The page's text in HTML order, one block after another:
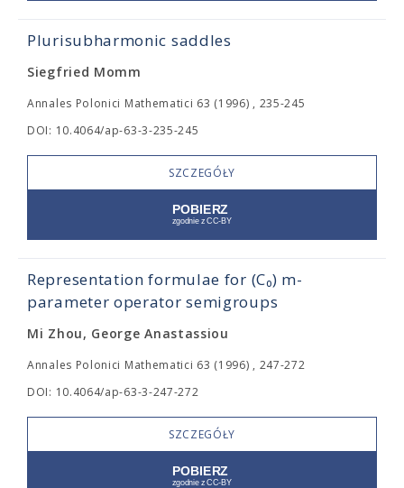
Plurisubharmonic saddles
Siegfried Momm
Annales Polonici Mathematici 63 (1996) , 235-245
DOI: 10.4064/ap-63-3-235-245
SZCZEGÓŁY
Representation formulae for (C₀) m-
parameter operator semigroups
Mi Zhou, George Anastassiou
Annales Polonici Mathematici 63 (1996) , 247-272
DOI: 10.4064/ap-63-3-247-272
SZCZEGÓŁY